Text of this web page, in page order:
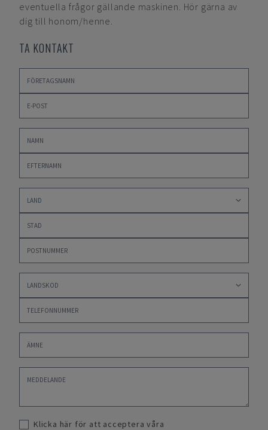
eventuella frågor gällande maskinen. Hör gärna av
dig till honom/henne.
TA KONTAKT
Klicka här för att acceptera våra